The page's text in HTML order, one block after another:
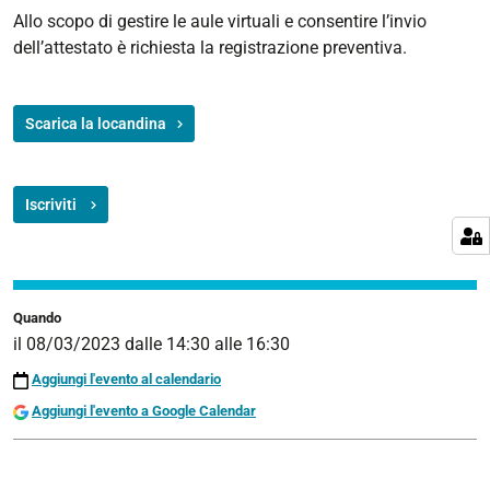
Facciamo
due
come
presentazioni
08T14:30:00+01:00
2023-
03-
08T16:30:00+01:00
Quando
il 08/03/2023 dalle 14:30 alle 16:30
Aggiungi l'evento al calendario
Aggiungi l'evento a Google Calendar
Allo scopo di gestire le aule virtuali e consentire l’invio
dell’attestato è richiesta la registrazione preventiva.
Scarica la locandina
Iscriviti